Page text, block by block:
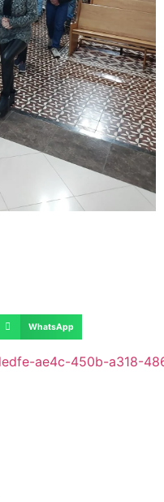
WhatsApp